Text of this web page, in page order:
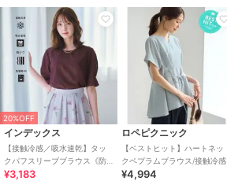
20%OFF
インデックス
【接触冷感／吸水速乾】タッ
クパフスリーブブラウス《防
シワ／洗濯機OK／XS～3L／
¥3,183
ロペピクニック
【ベストヒット】ハートネッ
クペプラムブラウス/接触冷感
¥4,994